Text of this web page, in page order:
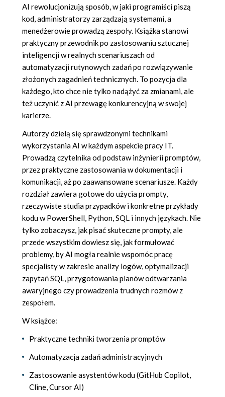
AI rewolucjonizują sposób, w jaki programiści piszą
kod, administratorzy zarządzają systemami, a
menedżerowie prowadzą zespoły. Książka stanowi
praktyczny przewodnik po zastosowaniu sztucznej
inteligencji w realnych scenariuszach od
automatyzacji rutynowych zadań po rozwiązywanie
złożonych zagadnień technicznych. To pozycja dla
każdego, kto chce nie tylko nadążyć za zmianami, ale
też uczynić z AI przewagę konkurencyjną w swojej
karierze.
Autorzy dzielą się sprawdzonymi technikami
wykorzystania AI w każdym aspekcie pracy IT.
Prowadzą czytelnika od podstaw inżynierii promptów,
przez praktyczne zastosowania w dokumentacji i
komunikacji, aż po zaawansowane scenariusze. Każdy
rozdział zawiera gotowe do użycia prompty,
rzeczywiste studia przypadków i konkretne przykłady
kodu w PowerShell, Python, SQL i innych językach. Nie
tylko zobaczysz, jak pisać skuteczne prompty, ale
przede wszystkim dowiesz się, jak formułować
problemy, by AI mogła realnie wspomóc pracę
specjalisty w zakresie analizy logów, optymalizacji
zapytań SQL, przygotowania planów odtwarzania
awaryjnego czy prowadzenia trudnych rozmów z
zespołem.
W książce:
Praktyczne techniki tworzenia promptów
Automatyzacja zadań administracyjnych
Zastosowanie asystentów kodu (GitHub Copilot,
Cline, Cursor AI)